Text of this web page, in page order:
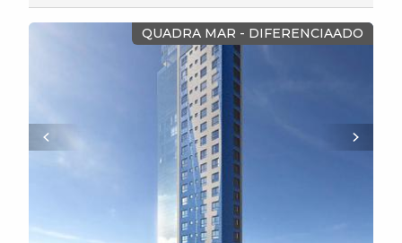
QUADRA MAR - DIFERENCIAADO